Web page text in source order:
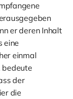
er deren Inhalt
eine
einmal
der
die